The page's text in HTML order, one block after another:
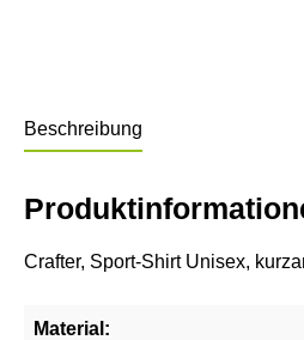
Beschreibung
Crafter, Sport-Shirt Unisex,
Material: